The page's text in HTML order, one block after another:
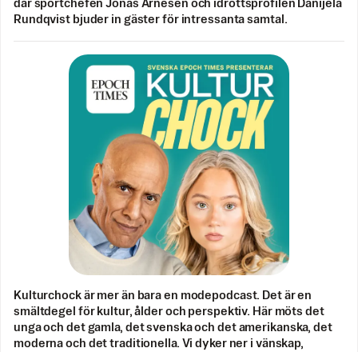
där sportchefen Jonas Arnesen och idrottsprofilen Danijela
Rundqvist bjuder in gäster för intressanta samtal.
Kulturchock är mer än bara en modepodcast. Det är en
smältdegel för kultur, ålder och perspektiv. Här möts det
unga och det gamla, det svenska och det amerikanska, det
moderna och det traditionella. Vi dyker ner i vänskap,